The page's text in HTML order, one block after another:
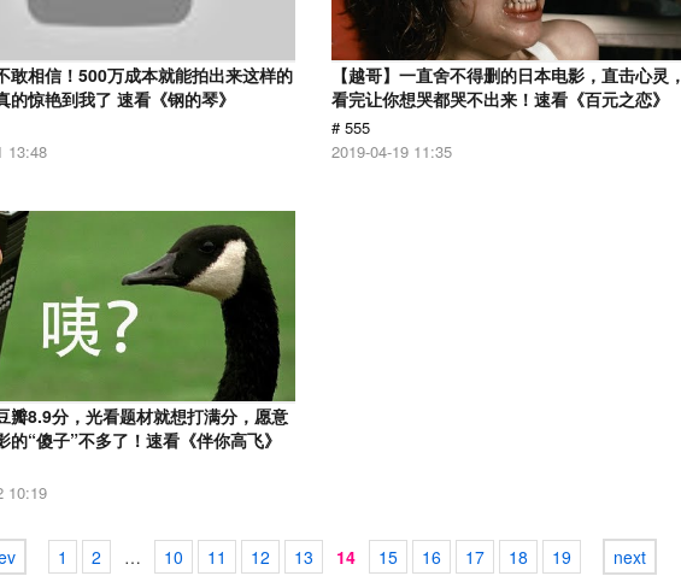
敢相信！500万成本就能拍出来这样的
的惊艳到我了 速看《钢的琴》
13:48
【越哥】一直舍不得删的日本电影，直击心灵，
看完让你想哭都哭不出来！速看《百元之恋》
# 555
2019-04-19 11:35
瓣8.9分，光看题材就想打满分，愿意
的“傻子”不多了！速看《伴你高飞》
10:19
1 2 … 10 11 12 13 14 15 16 17 18 19 next